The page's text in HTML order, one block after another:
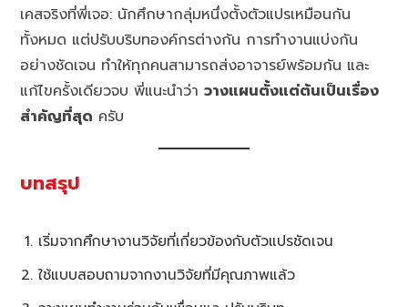
เคสจริงที่พี่เจอ: นักศึกษากลุ่มหนึ่งตั้งตัวแปรเหมือนกัน
ทั้งหมด แต่ปรับบริบทองค์กรต่างกัน การทำงานแบ่งกัน
อย่างชัดเจน ทำให้ทุกคนสามารถส่งอาจารย์พร้อมกัน และ
แก้ไขครั้งเดียวจบ พี่แนะนำว่าวางแผนตั้งแต่ต้นเป็นเรื่อง
สำคัญที่สุด ครับ
บทสรุป
เริ่มจากศึกษางานวิจัยที่เกี่ยวข้องกับตัวแปรชัดเจน
ใช้แบบสอบถามจากงานวิจัยที่มีคุณภาพแล้ว